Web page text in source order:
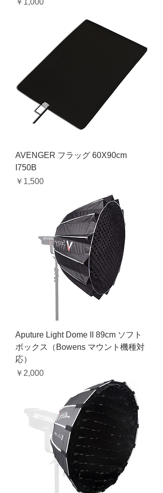
￥1,000
AVENGER フラッグ 60X90cm
I750B
価格
￥1,500
Aputure Light Dome II 89cm ソフト
ボックス（Bowens マウント機種対
応）
価格
￥2,000